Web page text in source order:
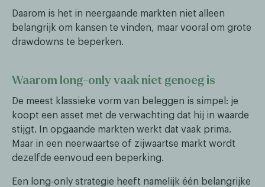
Daarom is het in neergaande markten niet alleen
belangrijk om kansen te vinden, maar vooral om grote
drawdowns te beperken.
Waarom long-only vaak niet genoeg is
De meest klassieke vorm van beleggen is simpel: je
koopt een asset met de verwachting dat hij in waarde
stijgt. In opgaande markten werkt dat vaak prima.
Maar in een neerwaartse of zijwaartse markt wordt
dezelfde eenvoud een beperking.
Een long-only strategie heeft namelijk één belangrijke